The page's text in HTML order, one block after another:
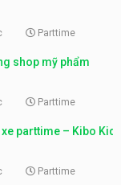
Parttime
shop mỹ phẩm
Parttime
parttime – Kibo Kid
Parttime